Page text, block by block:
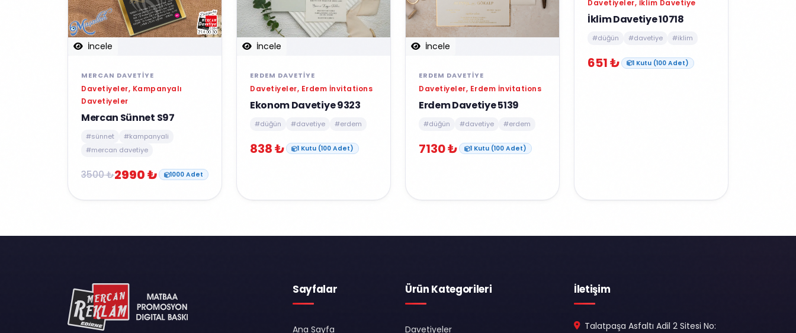
İncele
MERCAN DAVETIYE
Davetiyeler, Kampanyalı
Davetiyeler
Mercan Sünnet S97
#sünnet
#kampanyali
#mercan davetiye
3500 ₺2990 ₺ 1000 Adet
İncele
ERDEM DAVETIYE
Davetiyeler, Erdem İnvitations
Ekonom Davetiye 9323
#düğün #davetiye #erdem
838 ₺ 1 Kutu (100 Adet)
İncele
ERDEM DAVETIYE
Davetiyeler, Erdem İnvitations
Erdem Davetiye 5139
#düğün #davetiye #erdem
7130 ₺ 1 Kutu (100 Adet)
Davetiyeler, İklim Davetiye
İklim Davetiye 10718
#düğün #davetiye #iklim
651 ₺ 1 Kutu (100 Adet)
Sayfalar
Ana Sayfa
Ürün Kategorileri
Davetiyeler
İletişim
Talatpaşa Asfaltı Adil 2 Sitesi No: